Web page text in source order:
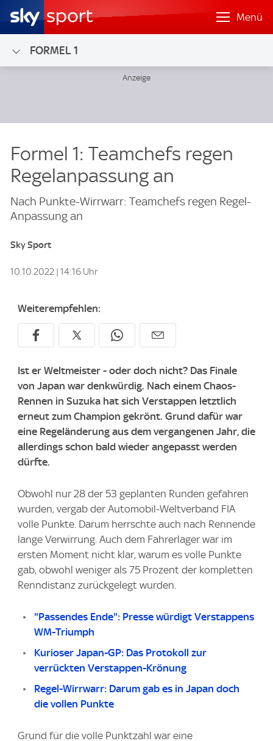
Menü
FORMEL 1
Formel 1: Teamchefs regen
Regelanpassung an
Nach Punkte-Wirrwarr: Teamchefs regen Regel-
Anpassung an
Sky Sport
10.10.2022 | 14:16 Uhr
Weiterempfehlen:
Ist er Weltmeister - oder doch nicht? Das Finale
von Japan war denkwürdig. Nach einem Chaos-
Rennen in Suzuka hat sich Verstappen letztlich
erneut zum Champion gekrönt. Grund dafür war
eine Regeländerung aus dem vergangenen Jahr, die
allerdings schon bald wieder angepasst werden
dürfte.
Obwohl nur 28 der 53 geplanten Runden gefahren
wurden, vergab der Automobil-Weltverband FIA
volle Punkte. Darum herrschte auch nach Rennende
lange Verwirrung. Auch dem Fahrerlager war im
ersten Moment nicht klar, warum es volle Punkte
gab, obwohl weniger als 75 Prozent der kompletten
Renndistanz zurückgelegt wurden.
"Passendes Ende": Presse würdigt Verstappens
WM-Triumph
Kurioser Japan-GP: Das Protokoll zur
verrückten Verstappen-Krönung
Regel-Wirrwarr: Darum gab es in Japan doch
die vollen Punkte
Grund für die volle Punktzahl war eine